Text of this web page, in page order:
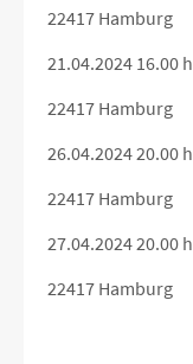
22417 Hamburg
21.04.2024 16.00 h
22417 Hamburg
26.04.2024 20.00 h
22417 Hamburg
27.04.2024 20.00 h
22417 Hamburg